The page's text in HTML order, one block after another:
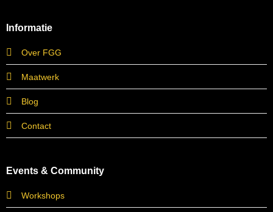
Informatie
Over FGG
Maatwerk
Blog
Contact
Events & Community
Workshops